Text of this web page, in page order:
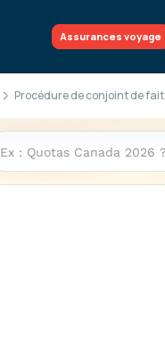
Assurances voyage
Procédure de conjoint de fait